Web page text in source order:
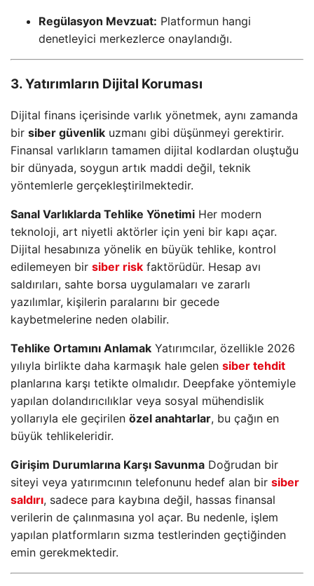
Regülasyon Mevzuat: Platformun hangi
denetleyici merkezlerce onaylandığı.
3. Yatırımların Dijital Koruması
Dijital finans içerisinde varlık yönetmek, aynı zamanda
bir siber güvenlik uzmanı gibi düşünmeyi gerektirir.
Finansal varlıkların tamamen dijital kodlardan oluştuğu
bir dünyada, soygun artık maddi değil, teknik
yöntemlerle gerçekleştirilmektedir.
Sanal Varlıklarda Tehlike Yönetimi Her modern
teknoloji, art niyetli aktörler için yeni bir kapı açar.
Dijital hesabınıza yönelik en büyük tehlike, kontrol
edilemeyen bir siber risk faktörüdür. Hesap avı
saldırıları, sahte borsa uygulamaları ve zararlı
yazılımlar, kişilerin paralarını bir gecede
kaybetmelerine neden olabilir.
Tehlike Ortamını Anlamak Yatırımcılar, özellikle 2026
yılıyla birlikte daha karmaşık hale gelen siber tehdit
planlarına karşı tetikte olmalıdır. Deepfake yöntemiyle
yapılan dolandırıcılıklar veya sosyal mühendislik
yollarıyla ele geçirilen özel anahtarlar, bu çağın en
büyük tehlikeleridir.
Girişim Durumlarına Karşı Savunma Doğrudan bir
siteyi veya yatırımcının telefonunu hedef alan bir siber
saldırı, sadece para kaybına değil, hassas finansal
verilerin de çalınmasına yol açar. Bu nedenle, işlem
yapılan platformların sızma testlerinden geçtiğinden
emin gerekmektedir.